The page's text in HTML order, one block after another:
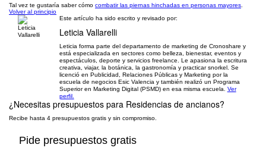
Tal vez te gustaría saber cómo combatir las piernas hinchadas en personas mayores.
Volver al principio
Este artículo ha sido escrito y revisado por:
Leticia Vallarelli
Leticia forma parte del departamento de marketing de Cronoshare y
está especializada en sectores como belleza, bienestar, eventos y
espectáculos, deporte y servicios freelance. Le apasiona la escritura
creativa, viajar, la botánica, la gastronomía y practicar snorkel. Se
licenció en Publicidad, Relaciones Públicas y Marketing por la
escuela de negocios Esic Valencia y también realizó un Programa
Superior en Marketing Digital (PSMD) en esa misma escuela. Ver
perfil.
¿Necesitas presupuestos para Residencias de ancianos?
Recibe hasta 4 presupuestos gratis y sin compromiso.
Pide presupuestos gratis